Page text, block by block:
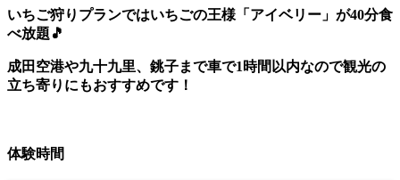
いちご狩りプランではいちごの王様「アイベリー」が40分食
べ放題🎵
成田空港や九十九里、銚子まで車で1時間以内なので観光の
立ち寄りにもおすすめです！
体験時間